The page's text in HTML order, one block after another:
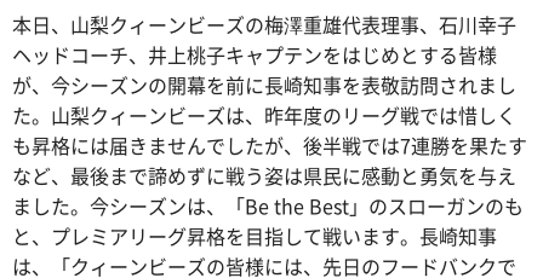
本日、山梨クィーンビーズの梅澤重雄代表理事、石川幸子
ヘッドコーチ、井上桃子キャプテンをはじめとする皆様
が、今シーズンの開幕を前に長崎知事を表敬訪問されまし
た。山梨クィーンビーズは、昨年度のリーグ戦では惜しく
も昇格には届きませんでしたが、後半戦では7連勝を果たす
など、最後まで諦めずに戦う姿は県民に感動と勇気を与え
ました。今シーズンは、「Be the Best」のスローガンのも
と、プレミアリーグ昇格を目指して戦います。長崎知事
は、「クィーンビーズの皆様には、先日のフードバンクで